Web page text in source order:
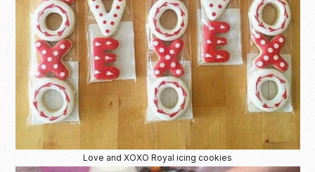
Love and XOXO Royal icing cookies